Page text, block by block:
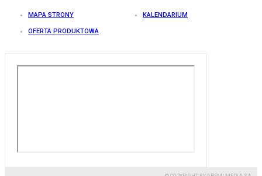
MAPA STRONY KALENDARIUM
OFERTA PRODUKTOWA